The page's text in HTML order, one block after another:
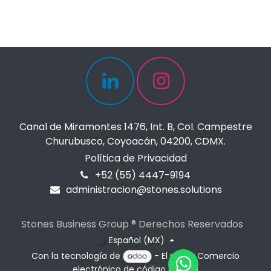
Canal de Miramontes 1476, Int. B, Col. Campestre
Churubusco, Coyoacán, 04200, CDMX.
Política de Privacidad
+52 (55) 4447-9194
administracion@stones.solutions
Stones Business Group ® Derechos Reservados
Español (MX)
Con la tecnología de
- El mejorComercio